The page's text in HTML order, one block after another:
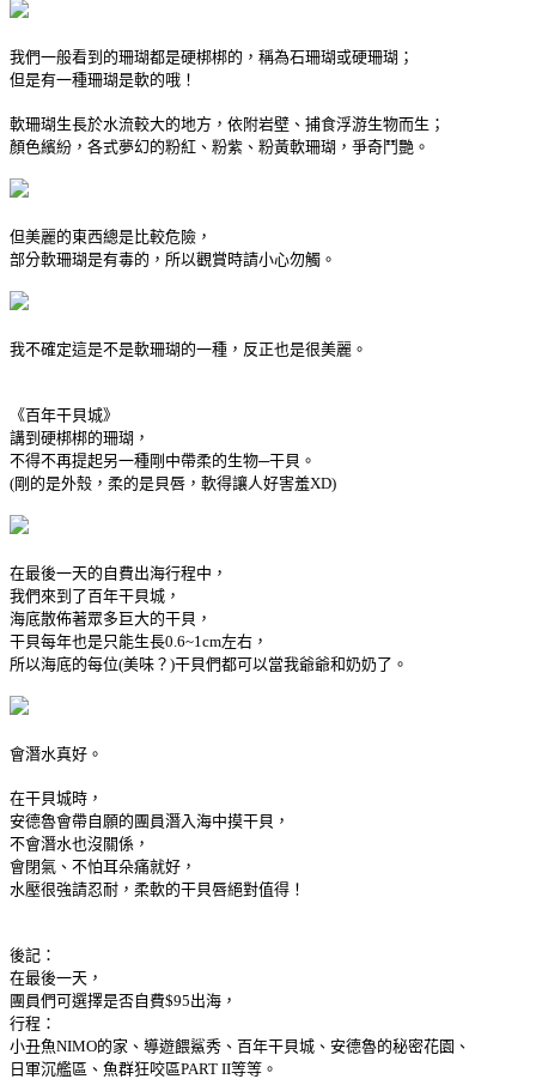
我們一般看到的珊瑚都是硬梆梆的，稱為石珊瑚或硬珊瑚；
但是有一種珊瑚是軟的哦！
軟珊瑚生長於水流較大的地方，依附岩壁、捕食浮游生物而生；
顏色繽紛，各式夢幻的粉紅、粉紫、粉黃軟珊瑚，爭奇鬥艷。
但美麗的東西總是比較危險，
部分軟珊瑚是有毒的，所以觀賞時請小心勿觸。
我不確定這是不是軟珊瑚的一種，反正也是很美麗。
《百年干貝城》
講到硬梆梆的珊瑚，
不得不再提起另一種剛中帶柔的生物─干貝。
(剛的是外殼，柔的是貝唇，軟得讓人好害羞XD)
在最後一天的自費出海行程中，
我們來到了百年干貝城，
海底散佈著眾多巨大的干貝，
干貝每年也是只能生長0.6~1cm左右，
所以海底的每位(美味？)干貝們都可以當我爺爺和奶奶了。
會潛水真好。
在干貝城時，
安德魯會帶自願的團員潛入海中摸干貝，
不會潛水也沒關係，
會閉氣、不怕耳朵痛就好，
水壓很強請忍耐，柔軟的干貝唇絕對值得！
後記：
在最後一天，
團員們可選擇是否自費$95出海，
行程：
小丑魚NIMO的家、導遊餵鯊秀、百年干貝城、安德魯的秘密花園、
日軍沉艦區、魚群狂咬區PART II等等。